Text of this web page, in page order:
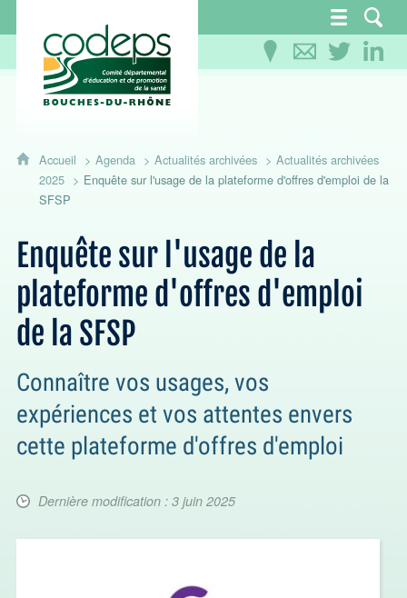
CoDEPS 13 - Comité départemental
Accueil Agenda Actualités archivées
Actualités archivées
2025
Enquête sur l'usage de la plateforme d'offres d'emploi de la
SFSP
Enquête sur l'usage de la
plateforme d'offres d'emploi
de la SFSP
Connaître vos usages, vos
expériences et vos attentes envers
cette plateforme d'offres d'emploi
Dernière modification : 3 juin 2025